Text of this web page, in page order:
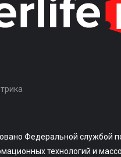
Федеральной службой
технологий и